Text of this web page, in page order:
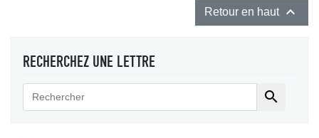
Retour en haut 
RECHERCHEZ UNE LETTRE
